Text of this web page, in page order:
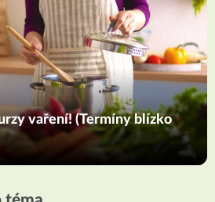
vaření! (Termíny blízko